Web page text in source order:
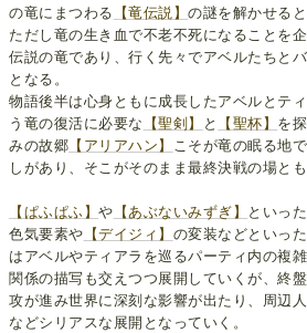
の竜にまつわる
【竜伝説】の謎を解かせる
ただし竜の生き血で不老不死になることを
伝説の竜であり、行く先々でアベルたちと
となる。
物語後半は心身ともに成長したアベルとテ
う竜の復活に必要な
【聖剣】 と 【聖杯】 を
みの故郷 【アリアハン】
こそが竜の眠る地
しがあり、そこがそのまま最終決戦の場とも
【ぱふぱふ】や 【あぶないみずぎ】
といっ
色気要素や 【デイジィ】 の変装などといっ
はアベルやティアラを巡るパーティ内の複
関係の描写も交えつつ展開していくが、終
攻が進み世界に深刻な影響が出たり、周辺
などシリアスな展開となっていく。